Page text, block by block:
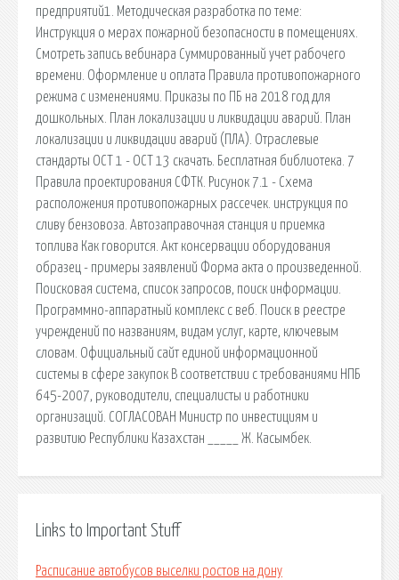
предприятий1. Методическая разработка по теме:
Инструкция о мерах пожарной безопасности в помещениях.
Смотреть запись вебинара Суммированный учет рабочего
времени. Оформление и оплата Правила противопожарного
режима с изменениями. Приказы по ПБ на 2018 год для
дошкольных. План локализации и ликвидации аварий. План
локализации и ликвидации аварий (ПЛА). Отраслевые
стандарты ОСТ 1 - ОСТ 13 скачать. Бесплатная библиотека. 7
Правила проектирования СФТК. Рисунок 7.1 - Схема
расположения противопожарных рассечек. инструкция по
сливу бензовоза. Автозаправочная станция и приемка
топлива Как говорится. Акт консервации оборудования
образец - примеры заявлений Форма акта о произведенной.
Поисковая сиcтема, список запросов, поиск информации.
Программно-аппаратный комплекс с веб. Поиск в реестре
учреждений по названиям, видам услуг, карте, ключевым
словам. Официальный сайт единой информационной
системы в сфере закупок В соответствии с требованиями НПБ
645-2007, руководители, специалисты и работники
организаций. СОГЛАСОВАН Министр по инвестициям и
развитию Республики Казахстан _____ Ж. Касымбек.
Links to Important Stuff
Расписание автобусов выселки ростов на дону